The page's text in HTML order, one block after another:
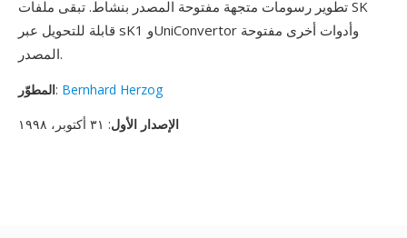
تطوير رسومات متجهة مفتوحة المصدر بنشاط. تبقى ملفات SK
قابلة للتحويل عبر sK1 وUniConvertor وأدوات أخرى مفتوحة
المصدر.
المطوّر: Bernhard Herzog
الإصدار الأول: ٣١ أكتوبر، ١٩٩٨